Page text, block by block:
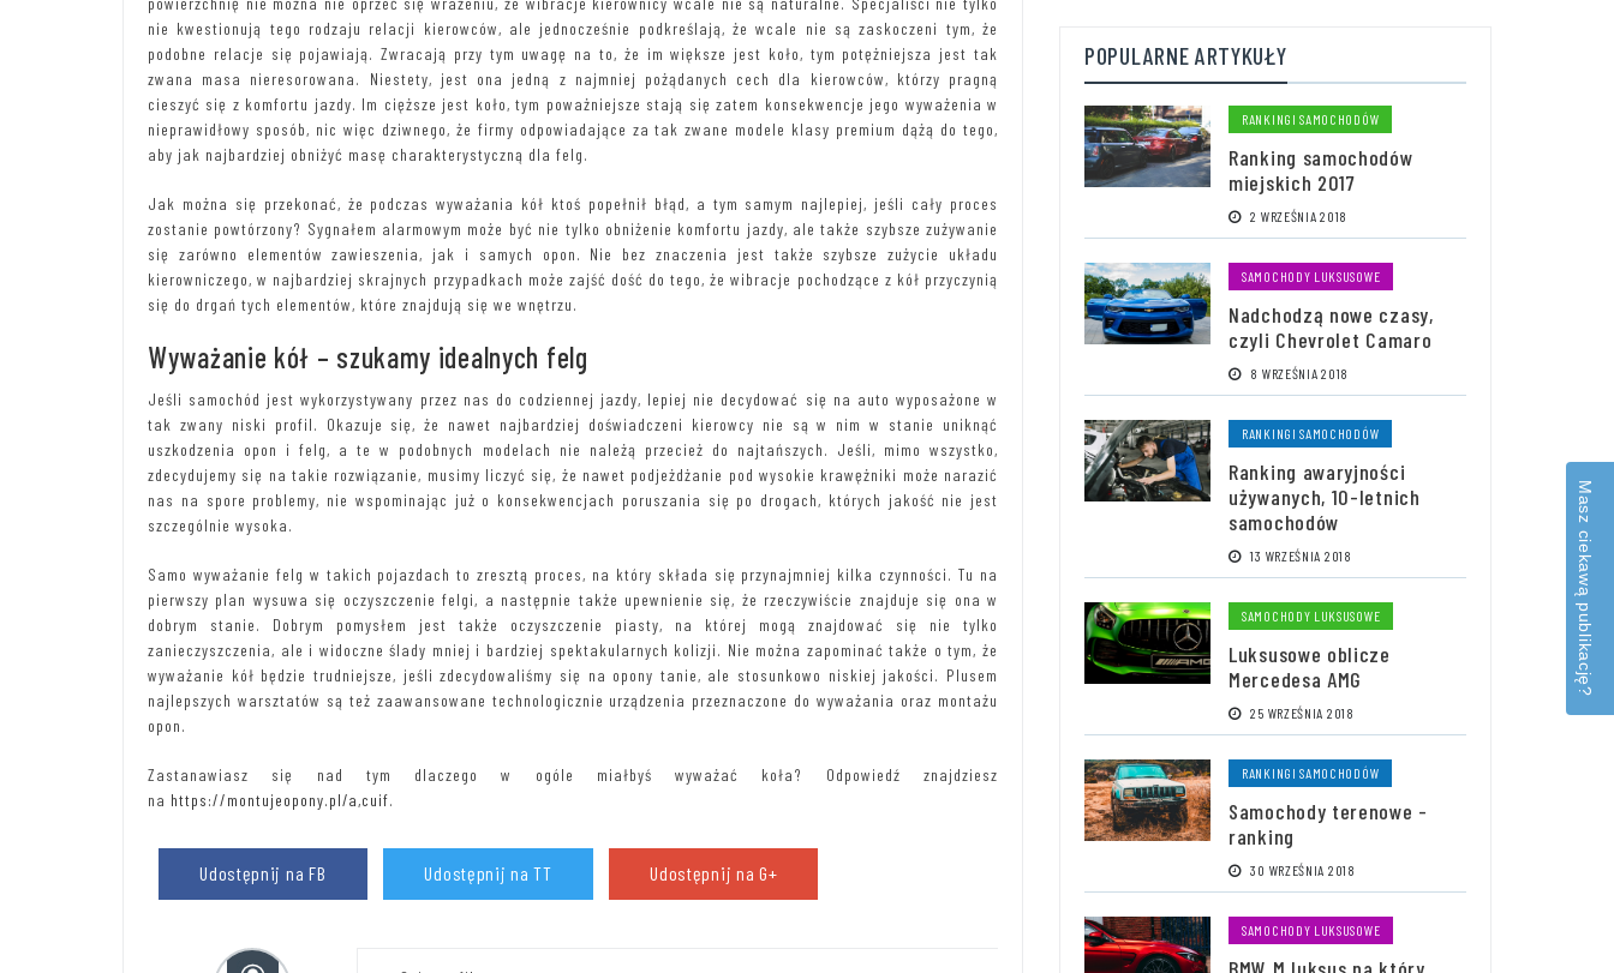
nie kwestionują tego rodzaju relacji kierowców, ale jednocześnie podkreślają, że wcale nie są zaskoczeni tym, że
podobne relacje się pojawiają. Zwracają przy tym uwagę na to, że im większe jest koło, tym potężniejsza jest tak
zwana masa nieresorowana. Niestety, jest ona jedną z najmniej pożądanych cech dla kierowców, którzy pragną
cieszyć się z komfortu jazdy. Im cięższe jest koło, tym poważniejsze stają się zatem konsekwencje jego wyważenia w
nieprawidłowy sposób, nic więc dziwnego, że firmy odpowiadające za tak zwane modele klasy premium dążą do tego,
aby jak najbardziej obniżyć masę charakterystyczną dla felg.
Jak można się przekonać, że podczas wyważania kół ktoś popełnił błąd, a tym samym najlepiej, jeśli cały proces
zostanie powtórzony? Sygnałem alarmowym może być nie tylko obniżenie komfortu jazdy, ale także szybsze zużywanie
się zarówno elementów zawieszenia, jak i samych opon. Nie bez znaczenia jest także szybsze zużycie układu
kierowniczego, w najbardziej skrajnych przypadkach może zajść dość do tego, że wibracje pochodzące z kół przyczynią
się do drgań tych elementów, które znajdują się we wnętrzu.
Wyważanie kół – szukamy idealnych felg
Jeśli samochód jest wykorzystywany przez nas do codziennej jazdy, lepiej nie decydować się na auto wyposażone w
tak zwany niski profil. Okazuje się, że nawet najbardziej doświadczeni kierowcy nie są w nim w stanie uniknąć
uszkodzenia opon i felg, a te w podobnych modelach nie należą przecież do najtańszych. Jeśli, mimo wszystko,
zdecydujemy się na takie rozwiązanie, musimy liczyć się, że nawet podjeżdżanie pod wysokie krawężniki może narazić
nas na spore problemy, nie wspominając już o konsekwencjach poruszania się po drogach, których jakość nie jest
szczególnie wysoka.
Samo wyważanie felg w takich pojazdach to zresztą proces, na który składa się przynajmniej kilka czynności. Tu na
pierwszy plan wysuwa się oczyszczenie felgi, a następnie także upewnienie się, że rzeczywiście znajduje się ona w
dobrym stanie. Dobrym pomysłem jest także oczyszczenie piasty, na której mogą znajdować się nie tylko
zanieczyszczenia, ale i widoczne ślady mniej i bardziej spektakularnych kolizji. Nie można zapominać także o tym, że
wyważanie kół będzie trudniejsze, jeśli zdecydowaliśmy się na opony tanie, ale stosunkowo niskiej jakości. Plusem
najlepszych warsztatów są też zaawansowane technologicznie urządzenia przeznaczone do wyważania oraz montażu
opon.
Zastanawiasz się nad tym dlaczego w ogóle miałbyś wyważać koła? Odpowiedź znajdziesz
na https://montujeopony.pl/a,cuif.
Udostępnij na FB Udostępnij na TT Udostępnij na G+
POPULARNE ARTYKUŁY
RANKINGI SAMOCHODÓW
Ranking samochodów
miejskich 2017
2 WRZEŚNIA 2018
SAMOCHODY LUKSUSOWE
Nadchodzą nowe czasy,
czyli Chevrolet Camaro
8 WRZEŚNIA 2018
RANKINGI SAMOCHODÓW
Ranking awaryjności
używanych, 10-letnich
samochodów
13 WRZEŚNIA 2018
SAMOCHODY LUKSUSOWE
Luksusowe oblicze
Mercedesa AMG
25 WRZEŚNIA 2018
RANKINGI SAMOCHODÓW
Samochody terenowe -
ranking
30 WRZEŚNIA 2018
SAMOCHODY LUKSUSOWE
BMW M luksus na który
Masz ciekawą publikację?